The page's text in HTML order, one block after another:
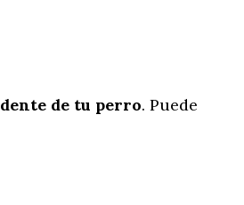
de tu perro. Puede